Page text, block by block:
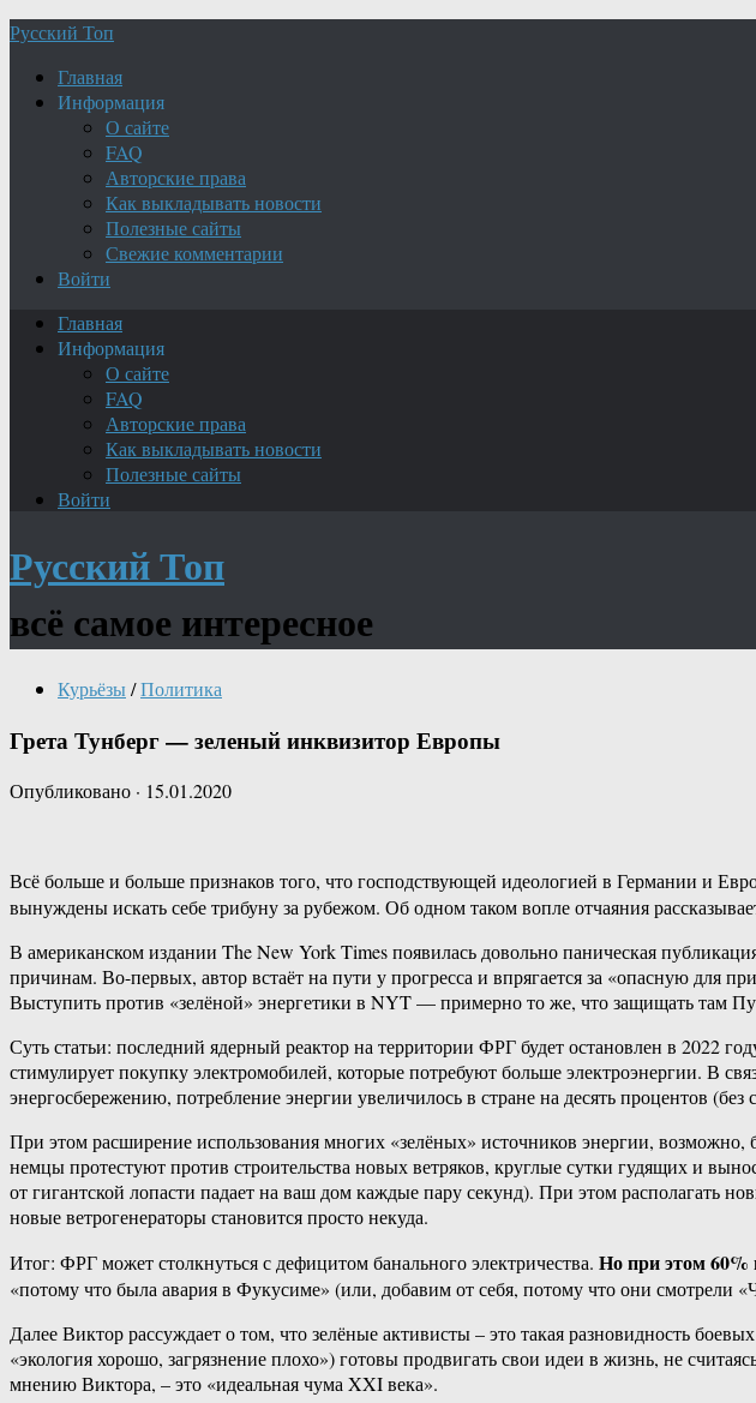
Русский Топ
Главная
Информация
О сайте
FAQ
Авторские права
Как выкладывать новости
Полезные сайты
Свежие комментарии
Войти
Главная
Информация
О сайте
FAQ
Авторские права
Как выкладывать новости
Полезные сайты
Войти
Русский Топ
всё самое интересное
Курьёзы/Политика
Грета Тунберг — зеленый инквизитор Европы
Опубликовано · 15.01.2020
Всё больше и больше признаков того, что господствующей идеологией в Германии и
вынуждены искать себе трибуну за рубежом. Об одном таком вопле отчаяния
В американском издании The New York Times появилась довольно паническая
причинам. Во-первых, автор встаёт на пути у прогресса и впрягается за «опасную для
Выступить против «зелёной» энергетики в NYT — примерно то же, что защищать там
Суть статьи: последний ядерный реактор на территории ФРГ будет остановлен в 2022
стимулирует покупку электромобилей, которые потребуют больше электроэнергии. В
энергосбережению, потребление энергии увеличилось в стране на десять процентов
При этом расширение использования многих «зелёных» источников энергии,
немцы протестуют против строительства новых ветряков, круглые сутки гудящих и
от гигантской лопасти падает на ваш дом каждые пару секунд). При этом располагать
новые ветрогенераторы становится просто некуда.
Итог: ФРГ может столкнуться с дефицитом банального электричества. Но при этом 60%
«потому что была авария в Фукусиме» (или, добавим от себя, потому что они смотрели
Далее Виктор рассуждает о том, что зелёные активисты – это такая разновидность
«экология хорошо, загрязнение плохо») готовы продвигать свои идеи в жизнь, не
мнению Виктора, – это «идеальная чума XXI века».